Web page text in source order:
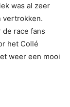
was al zeer
vertrokken.
race fans
het Collé
weer een mooi